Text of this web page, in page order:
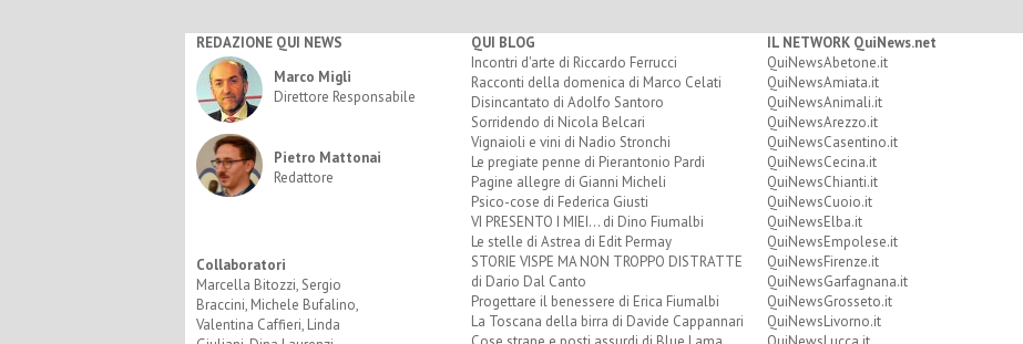
REDAZIONE QUI NEWS
Marco Migli
Direttore Responsabile
Pietro Mattonai
Redattore
Collaboratori
Marcella Bitozzi, Sergio
Braccini, Michele Bufalino,
Valentina Caffieri, Linda
QUI BLOG
Incontri d'arte di Riccardo Ferrucci
Racconti della domenica di Marco Celati
Disincantato di Adolfo Santoro
Sorridendo di Nicola Belcari
Vignaioli e vini di Nadio Stronchi
Le pregiate penne di Pierantonio Pardi
Pagine allegre di Gianni Micheli
Psico-cose di Federica Giusti
VI PRESENTO I MIEI... di Dino Fiumalbi
Le stelle di Astrea di Edit Permay
STORIE VISPE MA NON TROPPO DISTRATTE
di Dario Dal Canto
Progettare il benessere di Erica Fiumalbi
La Toscana della birra di Davide Cappannari
IL NETWORK QuiNews.net
QuiNewsAbetone.it
QuiNewsAmiata.it
QuiNewsAnimali.it
QuiNewsArezzo.it
QuiNewsCasentino.it
QuiNewsCecina.it
QuiNewsChianti.it
QuiNewsCuoio.it
QuiNewsElba.it
QuiNewsEmpolese.it
QuiNewsFirenze.it
QuiNewsGarfagnana.it
QuiNewsGrosseto.it
QuiNewsLivorno.it